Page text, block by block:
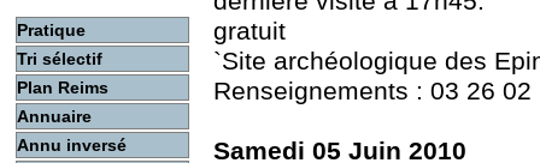
Pratique
Tri sélectif
Plan Reims
Annuaire
Annu inversé
gratuit
`Site archéologique des
Renseignements : 03 26 02
Samedi 05 Juin 2010